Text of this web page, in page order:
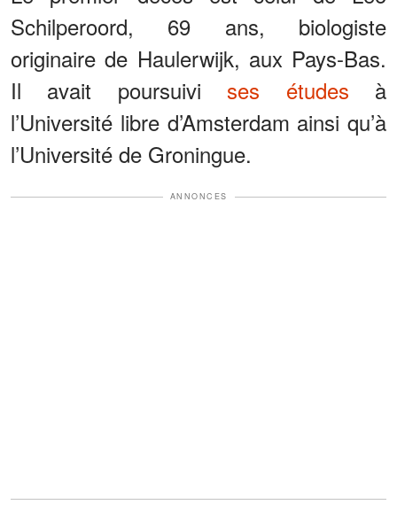
Schilperoord, 69 ans, biologiste
originaire de Haulerwijk, aux Pays-Bas.
Il avait poursuivi ses études à
l’Université libre d’Amsterdam ainsi qu’à
l’Université de Groningue.
ANNONCES